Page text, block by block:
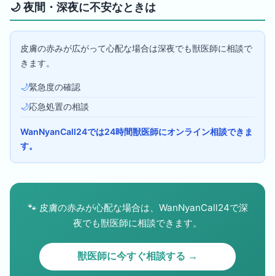
🌙夜間・深夜に不安なときは
皮膚の赤みが広がって心配な場合は深夜でも獣医師に相談で
きます。
🌙緊急度の確認
🌙応急処置の相談
WanNyanCall24では24時間獣医師にオンライン相談できま
す。
🐾 皮膚の赤みが心配な場合は、WanNyanCall24で深
夜でも獣医師に相談できます。
獣医師に今すぐ相談する →